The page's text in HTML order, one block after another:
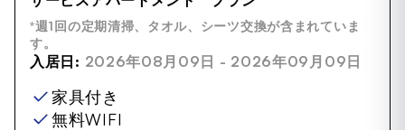
*週1回の定期清掃、タオル、シーツ交換が含まれていま
す。
入居日: 2026年08月09日 - 2026年09月09日
家具付き
無料WIFI